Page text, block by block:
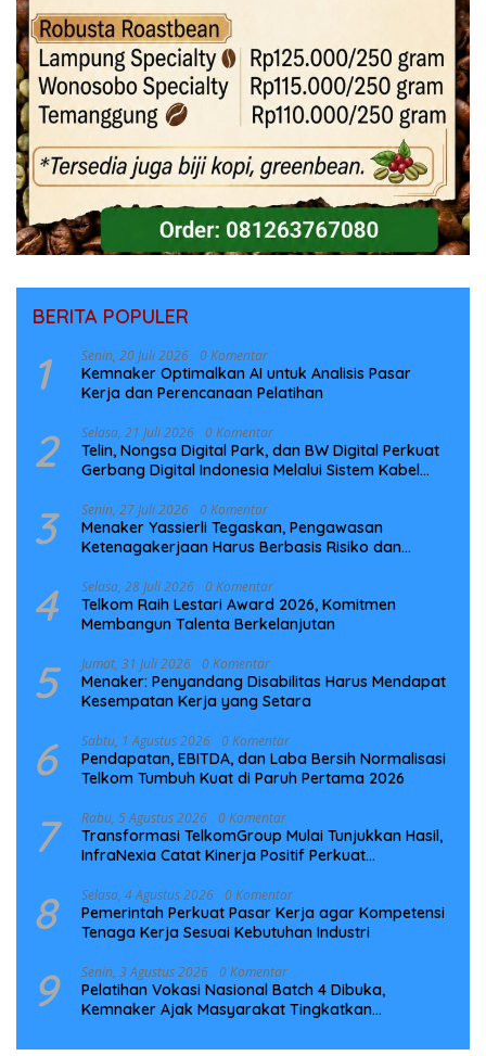
BERITA POPULER
1 Senin, 20 Juli 2026 0 Komentar
Kemnaker Optimalkan AI untuk Analisis Pasar
Kerja dan Perencanaan Pelatihan
2 Selasa, 21 Juli 2026 0 Komentar
Telin, Nongsa Digital Park, dan BW Digital Perkuat
Gerbang Digital Indonesia Melalui Sistem Kabel
3 Senin, 27 Juli 2026 0 Komentar
Menaker Yassierli Tegaskan, Pengawasan
Ketenagakerjaan Harus Berbasis Risiko dan
4 Selasa, 28 Juli 2026 0 Komentar
Telkom Raih Lestari Award 2026, Komitmen
Membangun Talenta Berkelanjutan
5 Jumat, 31 Juli 2026 0 Komentar
Menaker: Penyandang Disabilitas Harus Mendapat
Kesempatan Kerja yang Setara
6 Sabtu, 1 Agustus 2026 0 Komentar
Pendapatan, EBITDA, dan Laba Bersih Normalisasi
Telkom Tumbuh Kuat di Paruh Pertama 2026
7 Rabu, 5 Agustus 2026 0 Komentar
Transformasi TelkomGroup Mulai Tunjukkan Hasil,
InfraNexia Catat Kinerja Positif Perkuat
8 Selasa, 4 Agustus 2026 0 Komentar
Pemerintah Perkuat Pasar Kerja agar Kompetensi
Tenaga Kerja Sesuai Kebutuhan Industri
9 Senin, 3 Agustus 2026 0 Komentar
Pelatihan Vokasi Nasional Batch 4 Dibuka,
Kemnaker Ajak Masyarakat Tingkatkan